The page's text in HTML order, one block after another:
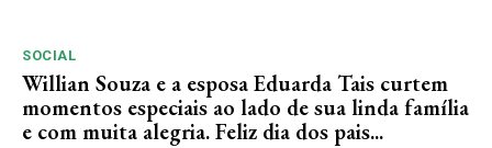
SOCIAL
Willian Souza e a esposa Eduarda Tais curtem
momentos especiais ao lado de sua linda família
e com muita alegria. Feliz dia dos pais...